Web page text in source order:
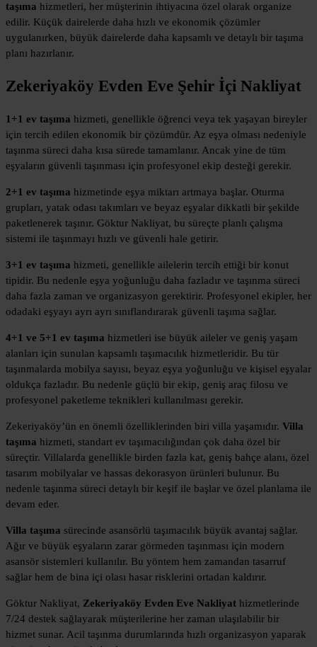
taşıma hizmetleri, her müşterinin ihtiyacına özel olarak organize
edilir. Küçük dairelerde daha hızlı ve ekonomik çözümler
uygulanırken, büyük dairelerde daha kapsamlı ve detaylı bir taşıma
planı hazırlanır.
Zekeriyaköy Evden Eve Şehir İçi Nakliyat
1+1 ev taşıma hizmeti, genellikle öğrenci veya tek yaşayan bireyler
için tercih edilen ekonomik bir çözümdür. Az eşya olması nedeniyle
taşınma süreci daha kısa sürede tamamlanır. Ancak yine de tüm
eşyaların güvenli taşınması için profesyonel ekip desteği gerekir.
2+1 ev taşıma hizmetinde eşya miktarı artmaya başlar. Oturma
grupları, yatak odası takımları ve beyaz eşyalar dikkatli bir şekilde
paketlenerek taşınır. Göktur Nakliyat, bu süreçte planlı çalışma
sistemi ile taşınmayı hızlı ve güvenli hale getirir.
3+1 ev taşıma hizmeti, genellikle ailelerin tercih ettiği bir konut
tipidir. Bu nedenle eşya yoğunluğu daha fazladır ve taşınma süreci
daha fazla zaman ve organizasyon gerektirir. Profesyonel ekipler, her
odadaki eşyayı ayrı ayrı sınıflandırarak güvenli taşıma sağlar.
4+1 ve 5+1 ev taşıma hizmetleri ise büyük aileler ve geniş yaşam
alanları için sunulan kapsamlı taşımacılık hizmetleridir. Bu tür
taşınmalarda mobilya sayısı, beyaz eşya yoğunluğu ve kişisel eşyalar
oldukça fazladır. Bu nedenle güçlü bir ekip, geniş araç filosu ve
profesyonel paketleme teknikleri kullanılması gerekir.
Zekeriyaköy’ün en önemli özelliklerinden biri villa yaşamıdır. Villa
taşıma hizmeti, standart ev taşımacılığından çok daha özel bir
süreçtir. Villalarda genellikle birden fazla kat, geniş bahçe alanı, özel
tasarım mobilyalar ve hassas dekorasyon ürünleri bulunur. Bu
nedenle taşınma süreci detaylı bir keşif ile başlar ve özel planlama ile
devam eder.
Villa taşıma sürecinde asansörlü taşımacılık büyük avantaj sağlar.
Ağır ve büyük eşyaların zarar görmeden taşınması için modern
asansör sistemleri kullanılır. Bu yöntem hem zamandan tasarruf
sağlar hem de bina içi olası hasar risklerini ortadan kaldırır.
Göktur Nakliyat, Zekeriyaköy Evden Eve Nakliyat hizmetlerinde
7/24 destek sağlayarak müşterilerine her zaman ulaşılabilir bir
hizmet sunar. Acil taşınma durumlarında hızlı organizasyon yaparak